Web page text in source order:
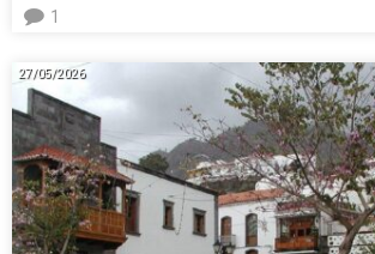
1
27/05/2026